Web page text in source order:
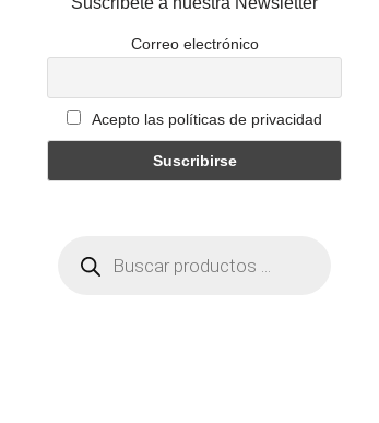
Correo electrónico
Acepto las políticas de privacidad